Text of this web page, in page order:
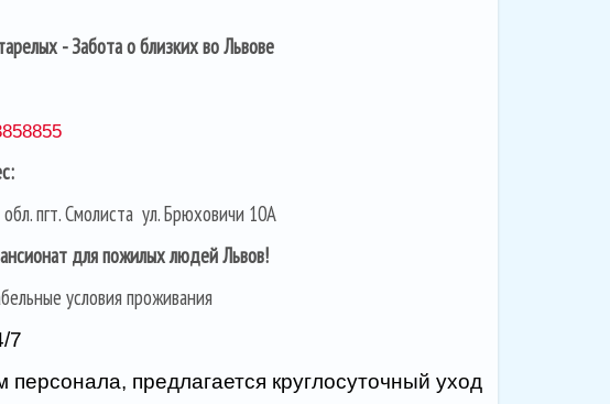
- Забота о близких во Львове
обл. пгт. Смолиста ул. Брюховичи 10А
для пожилых людей Львов!
условия проживания
7
предлагается круглосуточный уход